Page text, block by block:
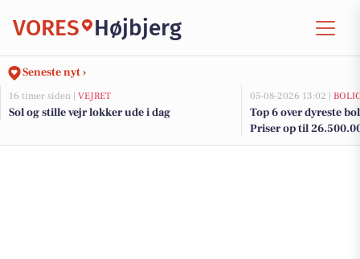
VORES Højbjerg
Seneste nyt ›
16 timer siden | VEJRET
Sol og stille vejr lokker ude i dag
05-08-2026 13:02 |
Top 6 over dyreste
Priser op til